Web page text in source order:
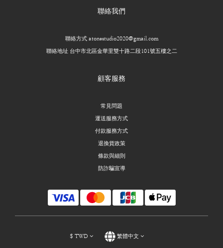
聯絡我們
聯絡方式 atonestudio2020@gmail.com
聯絡地址 台中市北區金華里雙十路二段101號五樓之二
顧客服務
常見問題
運送服務方式
付款服務方式
退換貨政策
條款與細則
防詐騙宣導
$ TWD 繁體中文